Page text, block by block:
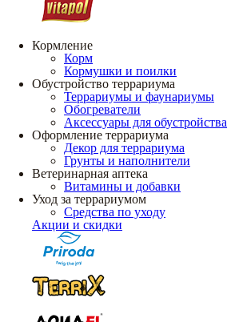
Кормление
Корм
Кормушки и поилки
Обустройство террариума
Террариумы и фаунариумы
Обогреватели
Аксессуары для обустройства
Оформление террариума
Декор для террариума
Грунты и наполнители
Ветеринарная аптека
Витамины и добавки
Уход за террариумом
Средства по уходу
Акции и скидки